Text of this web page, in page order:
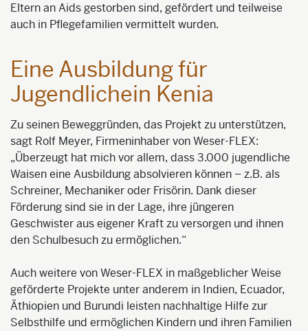
Eltern an Aids gestorben sind, gefördert und teilweise
auch in Pflegefamilien vermittelt wurden.
Eine Ausbildung für
Jugendlichein Kenia
Zu seinen Beweggründen, das Projekt zu unterstützen,
sagt Rolf Meyer, Firmeninhaber von Weser-FLEX:
„Überzeugt hat mich vor allem, dass 3.000 jugendliche
Waisen eine Ausbildung absolvieren können – z.B. als
Schreiner, Mechaniker oder Frisörin. Dank dieser
Förderung sind sie in der Lage, ihre jüngeren
Geschwister aus eigener Kraft zu versorgen und ihnen
den Schulbesuch zu ermöglichen.“
Auch weitere von Weser-FLEX in maßgeblicher Weise
geförderte Projekte unter anderem in Indien, Ecuador,
Äthiopien und Burundi leisten nachhaltige Hilfe zur
Selbsthilfe und ermöglichen Kindern und ihren Familien